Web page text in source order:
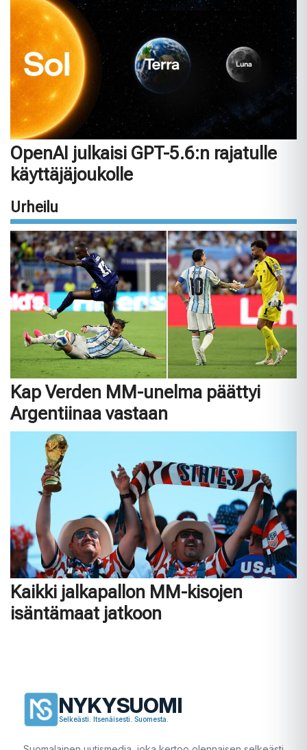
OpenAI julkaisi GPT-5.6:n rajatulle
käyttäjäjoukolle
Urheilu
Kap Verden MM-unelma päättyi
Argentiinaa vastaan
Kaikki jalkapallon MM-kisojen
isäntämaat jatkoon
NYKYSUOMI
Selkeästi. Itsenäisesti. Suomesta.